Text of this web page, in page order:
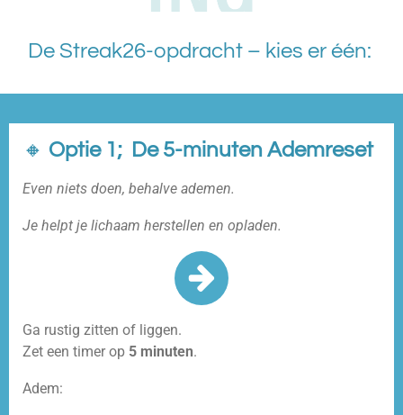
De Streak26-opdracht – kies er één:
🔸 Optie 1; De 5-minuten Ademreset
Even niets doen, behalve ademen.
Je helpt je lichaam herstellen en opladen.
Ga rustig zitten of liggen.
Zet een timer op 5 minuten.
Adem: